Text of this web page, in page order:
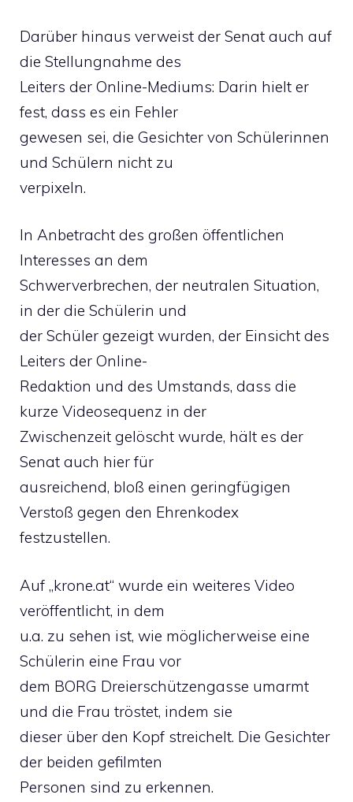
Darüber hinaus verweist der Senat auch auf
die Stellungnahme des
Leiters der Online-Mediums: Darin hielt er
fest, dass es ein Fehler
gewesen sei, die Gesichter von Schülerinnen
und Schülern nicht zu
verpixeln.
In Anbetracht des großen öffentlichen
Interesses an dem
Schwerverbrechen, der neutralen Situation,
in der die Schülerin und
der Schüler gezeigt wurden, der Einsicht des
Leiters der Online-
Redaktion und des Umstands, dass die
kurze Videosequenz in der
Zwischenzeit gelöscht wurde, hält es der
Senat auch hier für
ausreichend, bloß einen geringfügigen
Verstoß gegen den Ehrenkodex
festzustellen.
Auf „krone.at“ wurde ein weiteres Video
veröffentlicht, in dem
u.a. zu sehen ist, wie möglicherweise eine
Schülerin eine Frau vor
dem BORG Dreierschützengasse umarmt
und die Frau tröstet, indem sie
dieser über den Kopf streichelt. Die Gesichter
der beiden gefilmten
Personen sind zu erkennen.